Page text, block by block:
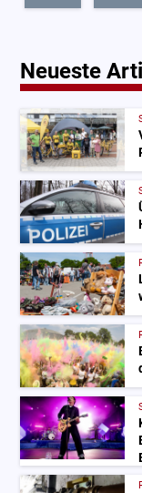
Neueste